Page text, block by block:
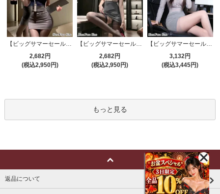
【ビッグサマーセール対象品】セクシーコスプレ(SEXYCOSPLAY) 4421
2,682円
(税込2,950円)
【ビッグサマーセール対象品】セクシーコスプレ(SEXYCOSPLAY) 4191
2,682円
(税込2,950円)
【ビッグサマーセール対象品】セクシーコスプレ(SEXYCOSPLAY) 4173
3,132円
(税込3,445円)
もっと見る
返品について